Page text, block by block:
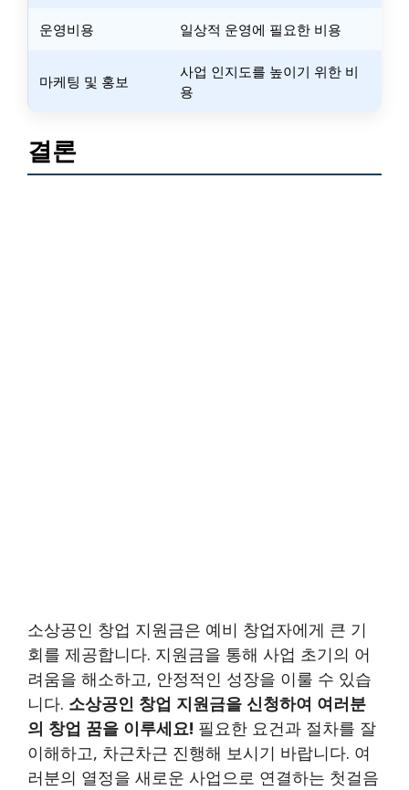
운영비용 일상적 운영에 필요한 비용
마케팅 및 홍보
사업 인지도를 높이기 위한 비
용
결론
소상공인 창업 지원금은 예비 창업자에게 큰 기
회를 제공합니다. 지원금을 통해 사업 초기의 어
려움을 해소하고, 안정적인 성장을 이룰 수 있습
니다. 소상공인 창업 지원금을 신청하여 여러분
의 창업 꿈을 이루세요! 필요한 요건과 절차를 잘
이해하고, 차근차근 진행해 보시기 바랍니다. 여
러분의 열정을 새로운 사업으로 연결하는 첫걸음